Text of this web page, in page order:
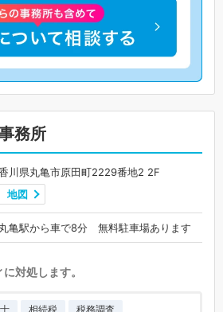
務所
川県丸亀市原田町2229番地2 2F
地図
丸亀駅から車で8分 無料駐車場あります
対処します。
相続税 税務調査